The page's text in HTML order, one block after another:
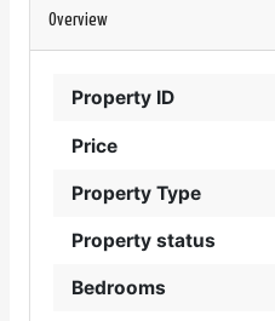
Overview
Property ID
Price
Property Type
Property status
Bedrooms